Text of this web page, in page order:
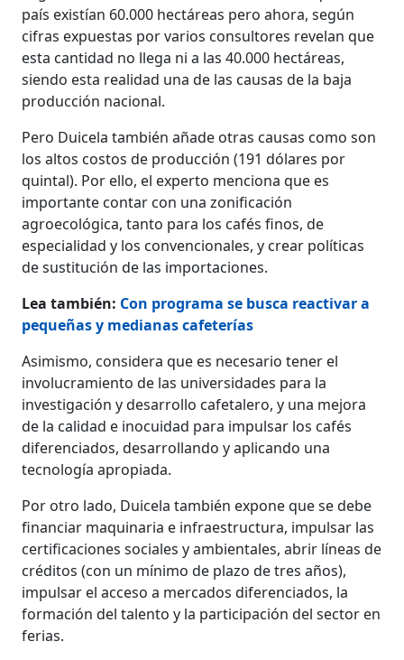
país existían 60.000 hectáreas pero ahora, según
cifras expuestas por varios consultores revelan que
esta cantidad no llega ni a las 40.000 hectáreas,
siendo esta realidad una de las causas de la baja
producción nacional.
Pero Duicela también añade otras causas como son
los altos costos de producción (191 dólares por
quintal). Por ello, el experto menciona que es
importante contar con una zonificación
agroecológica, tanto para los cafés finos, de
especialidad y los convencionales, y crear políticas
de sustitución de las importaciones.
Lea también: Con programa se busca reactivar a
pequeñas y medianas cafeterías
Asimismo, considera que es necesario tener el
involucramiento de las universidades para la
investigación y desarrollo cafetalero, y una mejora
de la calidad e inocuidad para impulsar los cafés
diferenciados, desarrollando y aplicando una
tecnología apropiada.
Por otro lado, Duicela también expone que se debe
financiar maquinaria e infraestructura, impulsar las
certificaciones sociales y ambientales, abrir líneas de
créditos (con un mínimo de plazo de tres años),
impulsar el acceso a mercados diferenciados, la
formación del talento y la participación del sector en
ferias.